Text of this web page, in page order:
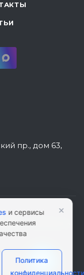
Готов помочь
мне, если у
вопросы.
пр., дом 63,
|СОГЛАСИЕ НА
и
не является
и сервисы
Политика
конфиденциальности
×